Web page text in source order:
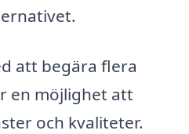
att begära flera
en möjlighet att
och kvaliteter.